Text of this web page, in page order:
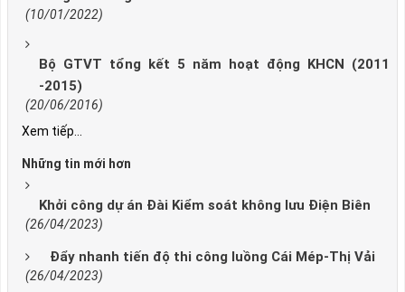
(10/01/2022)
Bộ GTVT tổng kết 5 năm hoạt động KHCN (2011
-2015)
(20/06/2016)
Xem tiếp...
Những tin mới hơn
Khởi công dự án Đài Kiểm soát không lưu Điện Biên
(26/04/2023)
Đẩy nhanh tiến độ thi công luồng Cái Mép-Thị Vải
(26/04/2023)